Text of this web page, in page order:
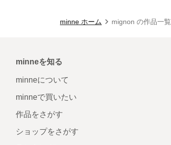
minne ホーム mignon の作品一覧
minneを知る
minneについて
minneで買いたい
作品をさがす
ショップをさがす